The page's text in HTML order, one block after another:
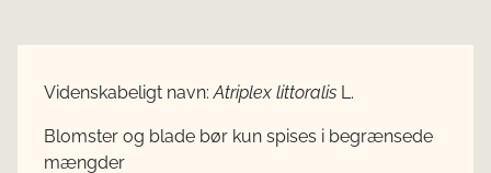
Videnskabeligt navn:Atriplex littoralis L.
Blomster og blade bør kun spises i begrænsede
mængder